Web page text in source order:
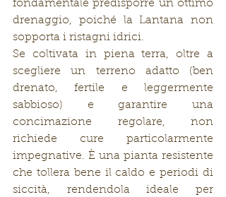
fondamentale predisporre un ottimo
drenaggio, poiché la Lantana non
sopporta i ristagni idrici.
Se coltivata in piena terra, oltre a
scegliere un terreno adatto (ben
drenato, fertile e leggermente
sabbioso) e garantire una
concimazione regolare, non
richiede cure particolarmente
impegnative. È una pianta resistente
che tollera bene il caldo e periodi di
siccità, rendendola ideale per